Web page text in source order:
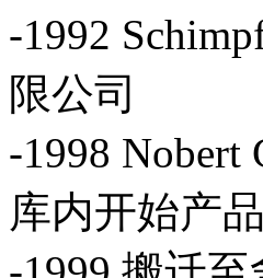
-1992
限公司
-1998
库内开始产